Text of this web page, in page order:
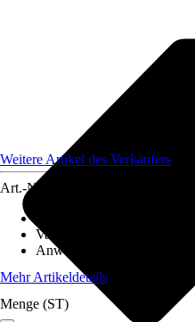
Weitere Artikel des Verkäufers
Art.-Nr.
Variante
Anwendung
Mehr Artikeldetails
Menge (ST)